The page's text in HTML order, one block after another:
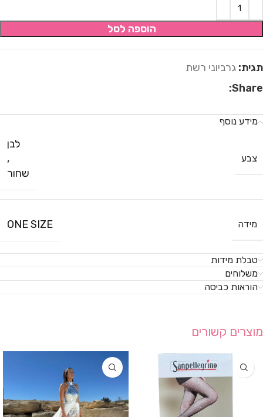
הוספה לסל
תגית: גרביוני רשת
Share:
מידע נוסף
צבע
לבן
,
שחור
מידה ONE SIZE
טבלת מידות
משלוחים
הוראות כביסה
מוצרים קשורים